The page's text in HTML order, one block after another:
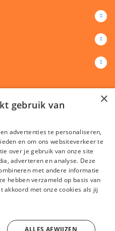
info@recruitastudent.nl
×
gebruik van
advertenties te personaliseren,
en om ons websiteverkeer te
over je gebruik van onze site
adverteren en analyse. Deze
met andere informatie
hebben verzameld op basis van
akkoord met onze cookies als jij
ALLES AFWIJZEN